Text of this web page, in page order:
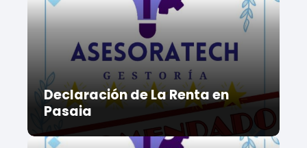
Declaración de La Renta en
Pasaia